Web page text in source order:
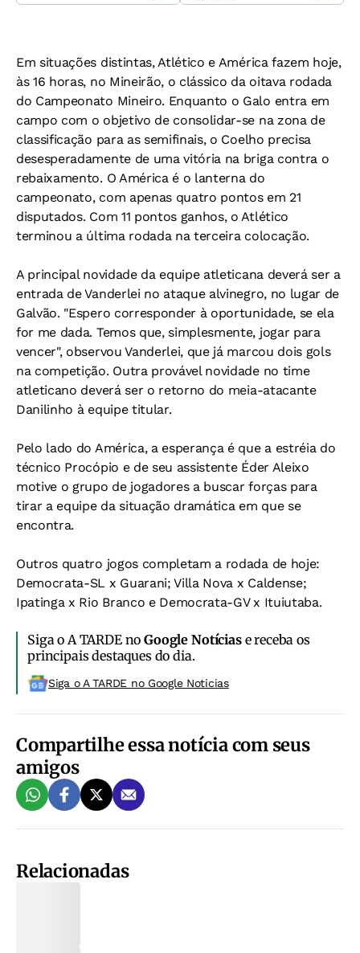
Em situações distintas, Atlético e América fazem hoje,
às 16 horas, no Mineirão, o clássico da oitava rodada
do Campeonato Mineiro. Enquanto o Galo entra em
campo com o objetivo de consolidar-se na zona de
classificação para as semifinais, o Coelho precisa
desesperadamente de uma vitória na briga contra o
rebaixamento. O América é o lanterna do
campeonato, com apenas quatro pontos em 21
disputados. Com 11 pontos ganhos, o Atlético
terminou a última rodada na terceira colocação.
A principal novidade da equipe atleticana deverá ser a
entrada de Vanderlei no ataque alvinegro, no lugar de
Galvão. "Espero corresponder à oportunidade, se ela
for me dada. Temos que, simplesmente, jogar para
vencer", observou Vanderlei, que já marcou dois gols
na competição. Outra provável novidade no time
atleticano deverá ser o retorno do meia-atacante
Danilinho à equipe titular.
Pelo lado do América, a esperança é que a estréia do
técnico Procópio e de seu assistente Éder Aleixo
motive o grupo de jogadores a buscar forças para
tirar a equipe da situação dramática em que se
encontra.
Outros quatro jogos completam a rodada de hoje:
Democrata-SL x Guarani; Villa Nova x Caldense;
Ipatinga x Rio Branco e Democrata-GV x Ituiutaba.
Siga o A TARDE noGoogle Notíciase receba os
principais destaques do dia.
Siga o A TARDE no Google Noticias
Compartilhe essa notícia com seus
amigos
Relacionadas